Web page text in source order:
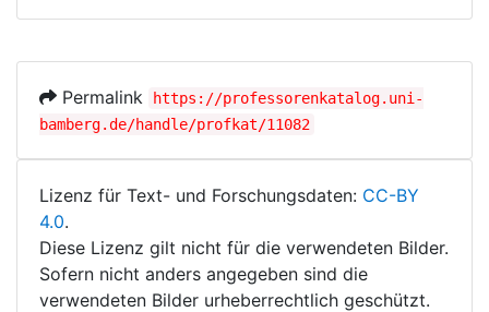
Permalink
https://professorenkatalog.uni-
bamberg.de/handle/profkat/11082
Lizenz für Text- und Forschungsdaten: CC-BY
4.0.
Diese Lizenz gilt nicht für die verwendeten Bilder.
Sofern nicht anders angegeben sind die
verwendeten Bilder urheberrechtlich geschützt.